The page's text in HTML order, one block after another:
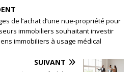
de l’achat d’une nue-propriété pour
immobiliers souhaitant investir
immobiliers à usage médical
SUIVANT